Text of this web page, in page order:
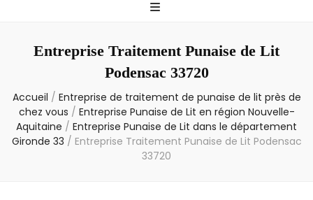
– Info
Entreprise Traitement Punaise de Lit
Podensac 33720
Accueil / Entreprise de traitement de punaise de lit près de
chez vous / Entreprise Punaise de Lit en région Nouvelle-
Aquitaine / Entreprise Punaise de Lit dans le département
Gironde 33 / Entreprise Traitement Punaise de Lit Podensac
33720